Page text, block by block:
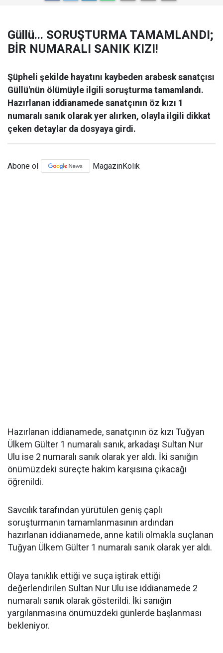
Güllü... SORUŞTURMA TAMAMLANDI;
BİR NUMARALI SANIK KIZI!
Şüpheli şekilde hayatını kaybeden arabesk sanatçısı
Güllü'nün ölümüyle ilgili soruşturma tamamlandı.
Hazırlanan iddianamede sanatçının öz kızı 1
numaralı sanık olarak yer alırken, olayla ilgili dikkat
çeken detaylar da dosyaya girdi.
Abone ol MagazinKolik
Hazırlanan iddianamede, sanatçının öz kızı Tuğyan
Ülkem Gülter 1 numaralı sanık, arkadaşı Sultan Nur
Ulu ise 2 numaralı sanık olarak yer aldı. İki sanığın
önümüzdeki süreçte hakim karşısına çıkacağı
öğrenildi.
Savcılık tarafından yürütülen geniş çaplı
soruşturmanın tamamlanmasının ardından
hazırlanan iddianamede, anne katili olmakla suçlanan
Tuğyan Ülkem Gülter 1 numaralı sanık olarak yer aldı.
Olaya tanıklık ettiği ve suça iştirak ettiği
değerlendirilen Sultan Nur Ulu ise iddianamede 2
numaralı sanık olarak gösterildi. İki sanığın
yargılanmasına önümüzdeki günlerde başlanması
bekleniyor.